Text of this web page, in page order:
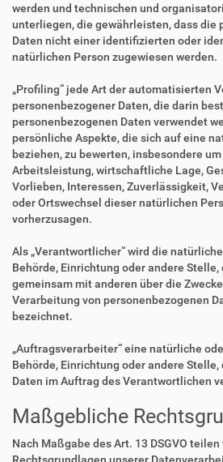
werden und technischen und
unterliegen, die gewährleisten, dass die
Daten nicht einer identifizierten oder
natürlichen Person zugewiesen werden.
„Profiling“ jede Art der automatisierten
personenbezogener Daten, die darin
personenbezogenen Daten verwendet
persönliche Aspekte, die sich auf eine
beziehen, zu bewerten, insbesondere
Arbeitsleistung, wirtschaftliche Lage,
Vorlieben, Interessen, Zuverlässigkeit,
oder Ortswechsel dieser natürlichen
vorherzusagen.
Als „Verantwortlicher“ wird die
Behörde, Einrichtung oder andere
gemeinsam mit anderen über die
Verarbeitung von personenbezogenen
bezeichnet.
„Auftragsverarbeiter“ eine natürliche
Behörde, Einrichtung oder andere
Daten im Auftrag des Verantwortlichen
Maßgebliche
Nach Maßgabe des Art. 13 DSGVO